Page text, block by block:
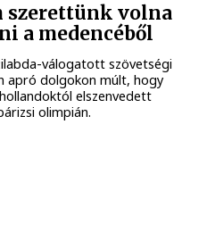
volna
a medencéből
válogatott szövetségi
apró dolgokon múlt, hogy
elszenvedett
olimpián.